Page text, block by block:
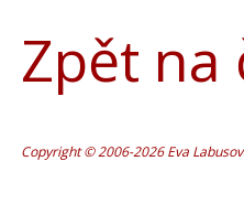
Zpět na
Copyright © 2006-2026 Eva